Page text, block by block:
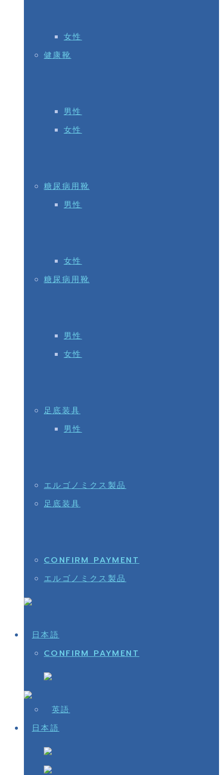
女性
男性
糖尿病用靴
女性
男性
足底装具
エルゴノミクス製品
CONFIRM PAYMENT
健康靴
女性
男性
糖尿病用靴
女性
男性
足底装具
エルゴノミクス製品
CONFIRM PAYMENT